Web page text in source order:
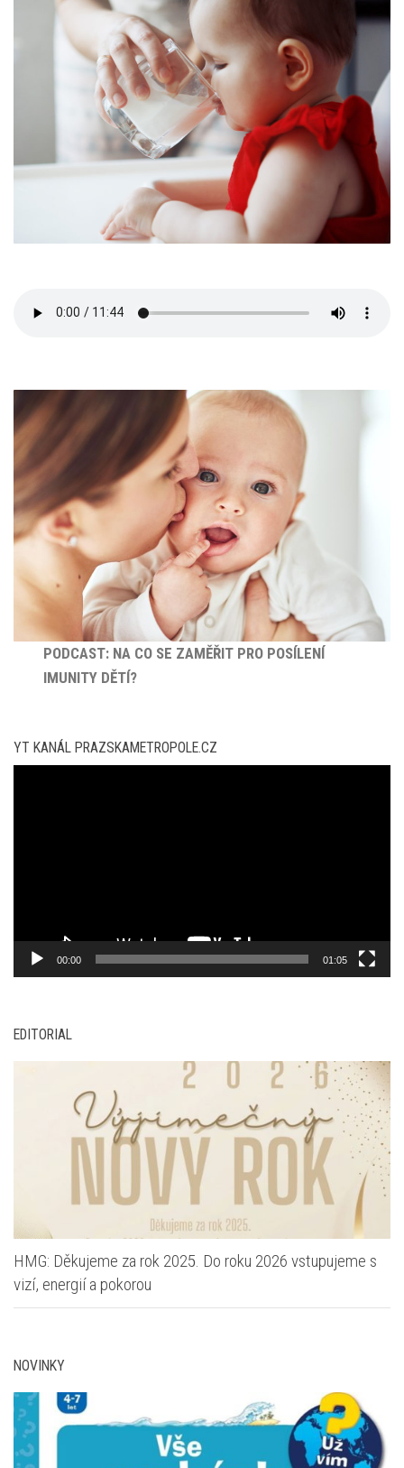
PODCAST: NA CO SE ZAMĚŘIT PRO POSÍLENÍ
IMUNITY DĚTÍ?
YT KANÁL PRAZSKAMETROPOLE.CZ
00:00 01:05
EDITORIAL
HMG: Děkujeme za rok 2025. Do roku 2026 vstupujeme s
vizí, energií a pokorou
NOVINKY